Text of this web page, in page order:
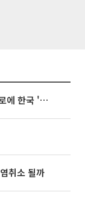
태풍 '돌핀' 이어 '찬홈' 등장…예상 경로에 한국 '한숨'
취소 될까